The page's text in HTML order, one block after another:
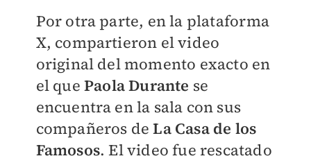
Por otra parte, en la plataforma
X, compartieron el video
original del momento exacto en
el que Paola Durante se
encuentra en la sala con sus
compañeros de La Casa de los
Famosos. El video fue rescatado